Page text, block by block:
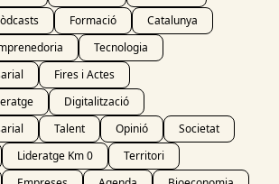
Formació
Catalunya
Tecnologia
Fires i Actes
Digitalització
Talent Opinió
Societat
Lideratge Km 0
Territori